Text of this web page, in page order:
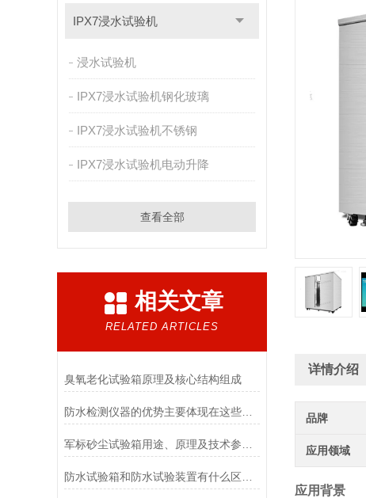
IPX7浸水试验机
浸水试验机
IPX7浸水试验机钢化玻璃
IPX7浸水试验机不锈钢
IPX7浸水试验机电动升降
查看全部
相关文章
RELATED ARTICLES
臭氧老化试验箱原理及核心结构组成
防水检测仪器的优势主要体现在这些方面！
详情介绍
品牌
应用领域
应用背景